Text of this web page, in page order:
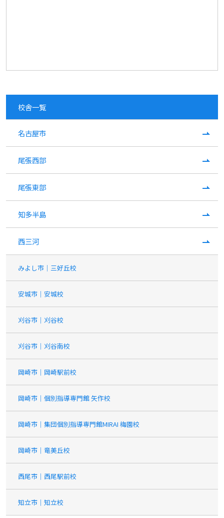
校舎一覧
名古屋市
尾張西部
尾張東部
知多半島
西三河
みよし市｜三好丘校
安城市｜安城校
刈谷市｜刈谷校
刈谷市｜刈谷南校
岡崎市｜岡崎駅前校
岡崎市｜個別指導専門館 矢作校
岡崎市｜集団個別指導専門館MIRAI 梅園校
岡崎市｜竜美丘校
西尾市｜西尾駅前校
知立市｜知立校